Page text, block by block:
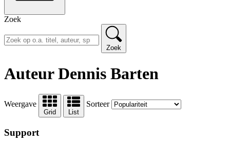
Zoek
Zoek
Auteur Dennis Barten
Weergave
Grid List
Sorteer
Support